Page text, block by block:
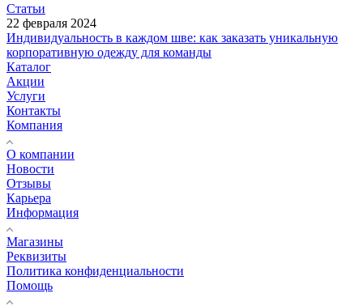
Статьи
22 февраля 2024
Индивидуальность в каждом шве: как заказать уникальную
корпоративную одежду для команды
Каталог
Акции
Услуги
Контакты
Компания
О компании
Новости
Отзывы
Карьера
Информация
Магазины
Реквизиты
Политика конфиденциальности
Помощь